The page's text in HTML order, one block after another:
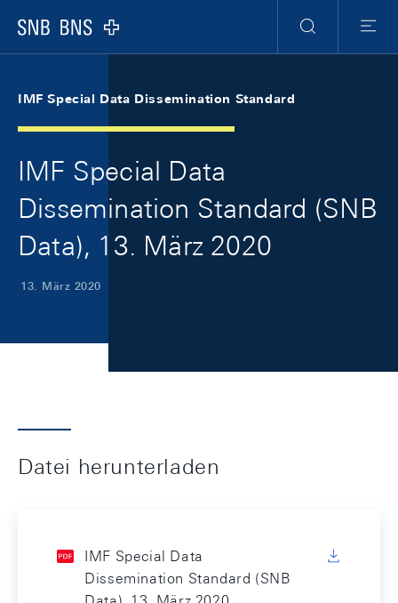
Logo
Suche
Menu
IMF Special Data Dissemination Standard
IMF Special Data
Dissemination Standard (SNB
Data), 13. März 2020
13. März 2020
Datei herunterladen
IMF Special Data
Dissemination Standard (SNB